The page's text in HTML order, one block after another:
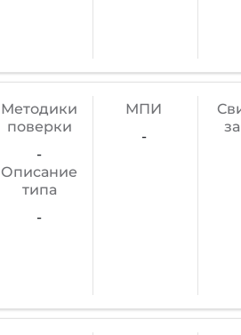
Методики
поверки
-
Описание
типа
-
МПИ
-